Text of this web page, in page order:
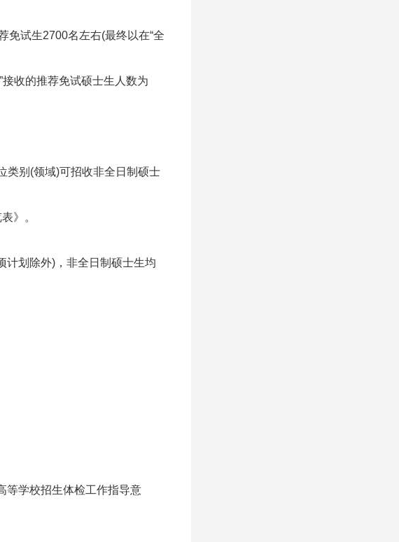
免试生2700名左右(最终以在“全
收的推荐免试硕士生人数为
类别(领域)可招收非全日制硕士
》。
计划除外)，非全日制硕士生均
等学校招生体检工作指导意